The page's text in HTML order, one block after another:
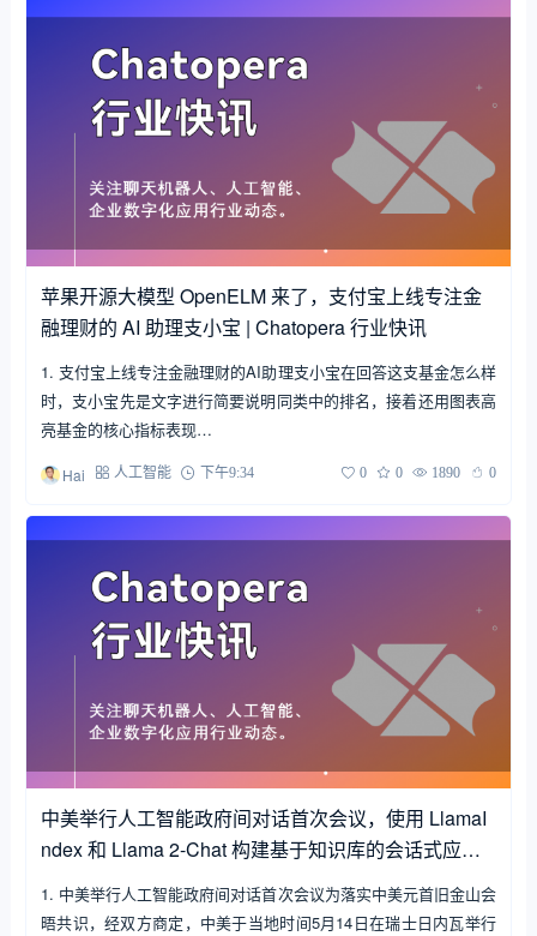
苹果开源大模型 OpenELM 来了，支付宝上线专注金
融理财的 AI 助理支小宝 | Chatopera 行业快讯
1. 支付宝上线专注金融理财的AI助理支小宝在回答这支基金怎么样
时，支小宝先是文字进行简要说明同类中的排名，接着还用图表高
亮基金的核心指标表现…
Hai 人工智能 下午9:34 0 0 1890 0
中美举行人工智能政府间对话首次会议，使用 LlamaI
ndex 和 Llama 2-Chat 构建基于知识库的会话式应用
程序等 | Chatopera 行业快讯
1. 中美举行人工智能政府间对话首次会议为落实中美元首旧金山会
晤共识，经双方商定，中美于当地时间5月14日在瑞士日内瓦举行